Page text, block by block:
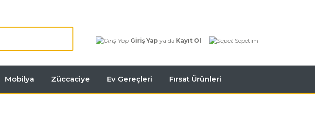
Giriş Yap ya da Kayıt Ol Sepetim
Mobilya Züccaciye Ev Gereçleri Fırsat Ürünleri